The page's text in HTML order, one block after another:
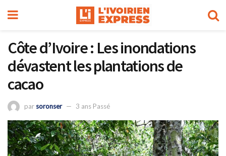
Côte d’Ivoire : Les inondations
dévastent les plantations de
cacao
par soronser 3 ans Passé